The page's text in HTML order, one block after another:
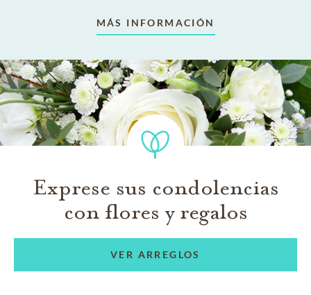
MÁS INFORMACIÓN
Exprese sus condolencias
con flores y regalos
VER ARREGLOS